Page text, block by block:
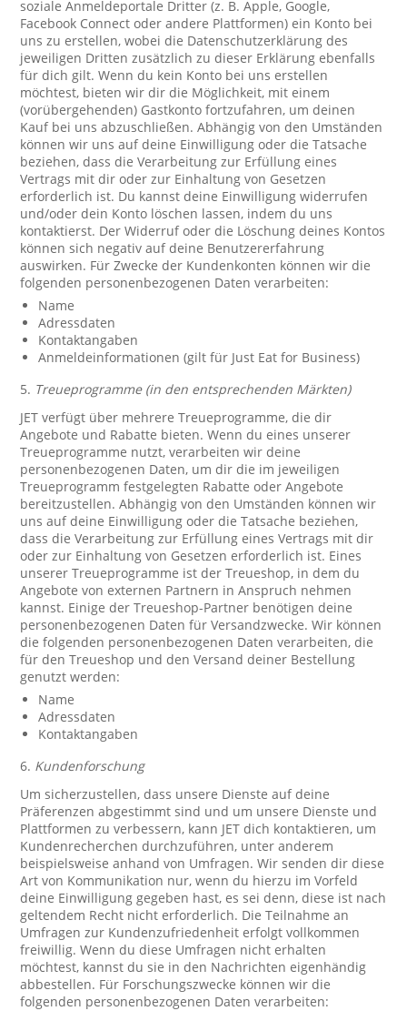
soziale Anmeldeportale Dritter (z. B. Apple, Google,
Facebook Connect oder andere Plattformen) ein Konto bei
uns zu erstellen, wobei die Datenschutzerklärung des
jeweiligen Dritten zusätzlich zu dieser Erklärung ebenfalls
für dich gilt. Wenn du kein Konto bei uns erstellen
möchtest, bieten wir dir die Möglichkeit, mit einem
(vorübergehenden) Gastkonto fortzufahren, um deinen
Kauf bei uns abzuschließen. Abhängig von den Umständen
können wir uns auf deine Einwilligung oder die Tatsache
beziehen, dass die Verarbeitung zur Erfüllung eines
Vertrags mit dir oder zur Einhaltung von Gesetzen
erforderlich ist. Du kannst deine Einwilligung widerrufen
und/oder dein Konto löschen lassen, indem du uns
kontaktierst. Der Widerruf oder die Löschung deines Kontos
können sich negativ auf deine Benutzererfahrung
auswirken. Für Zwecke der Kundenkonten können wir die
folgenden personenbezogenen Daten verarbeiten:
Name
Adressdaten
Kontaktangaben
Anmeldeinformationen (gilt für Just Eat for Business)
5. Treueprogramme (in den entsprechenden Märkten)
JET verfügt über mehrere Treueprogramme, die dir
Angebote und Rabatte bieten. Wenn du eines unserer
Treueprogramme nutzt, verarbeiten wir deine
personenbezogenen Daten, um dir die im jeweiligen
Treueprogramm festgelegten Rabatte oder Angebote
bereitzustellen. Abhängig von den Umständen können wir
uns auf deine Einwilligung oder die Tatsache beziehen,
dass die Verarbeitung zur Erfüllung eines Vertrags mit dir
oder zur Einhaltung von Gesetzen erforderlich ist. Eines
unserer Treueprogramme ist der Treueshop, in dem du
Angebote von externen Partnern in Anspruch nehmen
kannst. Einige der Treueshop-Partner benötigen deine
personenbezogenen Daten für Versandzwecke. Wir können
die folgenden personenbezogenen Daten verarbeiten, die
für den Treueshop und den Versand deiner Bestellung
genutzt werden:
Name
Adressdaten
Kontaktangaben
6. Kundenforschung
Um sicherzustellen, dass unsere Dienste auf deine
Präferenzen abgestimmt sind und um unsere Dienste und
Plattformen zu verbessern, kann JET dich kontaktieren, um
Kundenrecherchen durchzuführen, unter anderem
beispielsweise anhand von Umfragen. Wir senden dir diese
Art von Kommunikation nur, wenn du hierzu im Vorfeld
deine Einwilligung gegeben hast, es sei denn, diese ist nach
geltendem Recht nicht erforderlich. Die Teilnahme an
Umfragen zur Kundenzufriedenheit erfolgt vollkommen
freiwillig. Wenn du diese Umfragen nicht erhalten
möchtest, kannst du sie in den Nachrichten eigenhändig
abbestellen. Für Forschungszwecke können wir die
folgenden personenbezogenen Daten verarbeiten: